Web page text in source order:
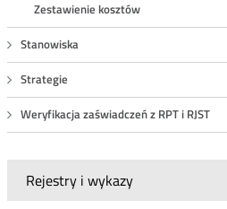
Zestawienie kosztów
Stanowiska
Strategie
Weryfikacja zaświadczeń z RPT i RJST
Rejestry i wykazy